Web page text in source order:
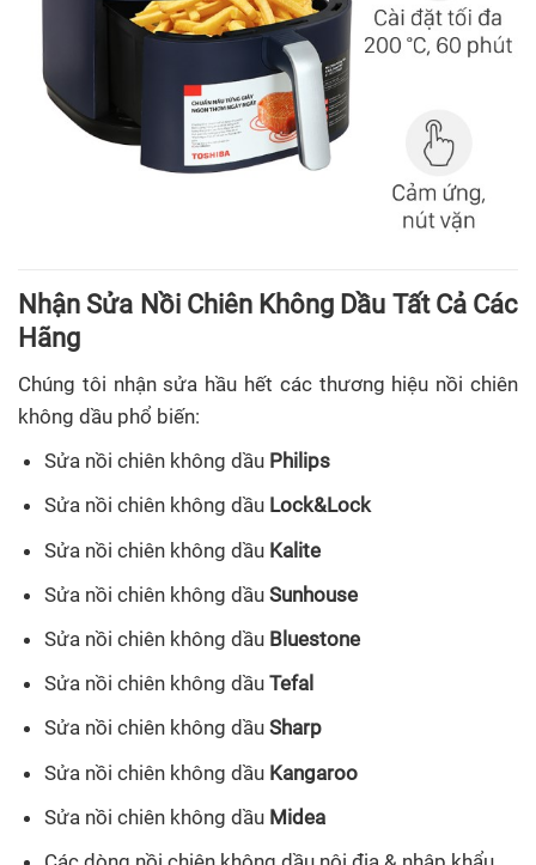
Nhận Sửa Nồi Chiên Không Dầu Tất Cả Các
Hãng
Chúng tôi nhận sửa hầu hết các thương hiệu nồi chiên
không dầu phổ biến:
Sửa nồi chiên không dầu Philips
Sửa nồi chiên không dầu Lock&Lock
Sửa nồi chiên không dầu Kalite
Sửa nồi chiên không dầuSunhouse
Sửa nồi chiên không dầu Bluestone
Sửa nồi chiên không dầuTefal
Sửa nồi chiên không dầuSharp
Sửa nồi chiên không dầu Kangaroo
Sửa nồi chiên không dầu Midea